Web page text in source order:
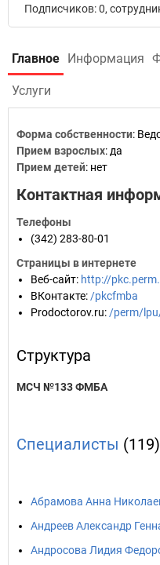
Подписчиков: 0,
Главное Информация
Услуги
Форма собственности:
Прием взрослых: да
Прием детей: нет
Контактная
Телефоны
(342) 283-80-01
Страницы в интернете
Веб-сайт: http://
ВКонтакте: /pkcfmba
Prodoctorov.ru: /perm/
Структура
МСЧ №133 ФМБА
Специалисты
Абрамова Анна
Андреев Александр
Андросова Лидия